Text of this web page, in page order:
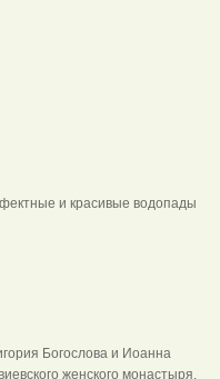
и красивые водопады
Богослова и Иоанна
женского монастыря,